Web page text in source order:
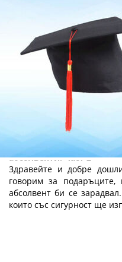
Практични и
абсолвенти: Част 2
Здравейте и добре
говорим за
абсолвент би се
които със сигурност ще